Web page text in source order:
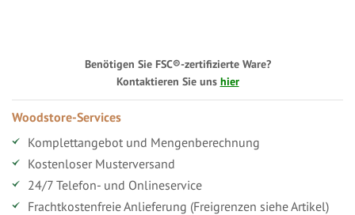
Benötigen Sie FSC®-zertifizierte Ware?
Kontaktieren Sie uns hier
Woodstore-Services
Komplettangebot und Mengenberechnung
Kostenloser Musterversand
24/7 Telefon- und Onlineservice
Frachtkostenfreie Anlieferung (Freigrenzen siehe Artikel)